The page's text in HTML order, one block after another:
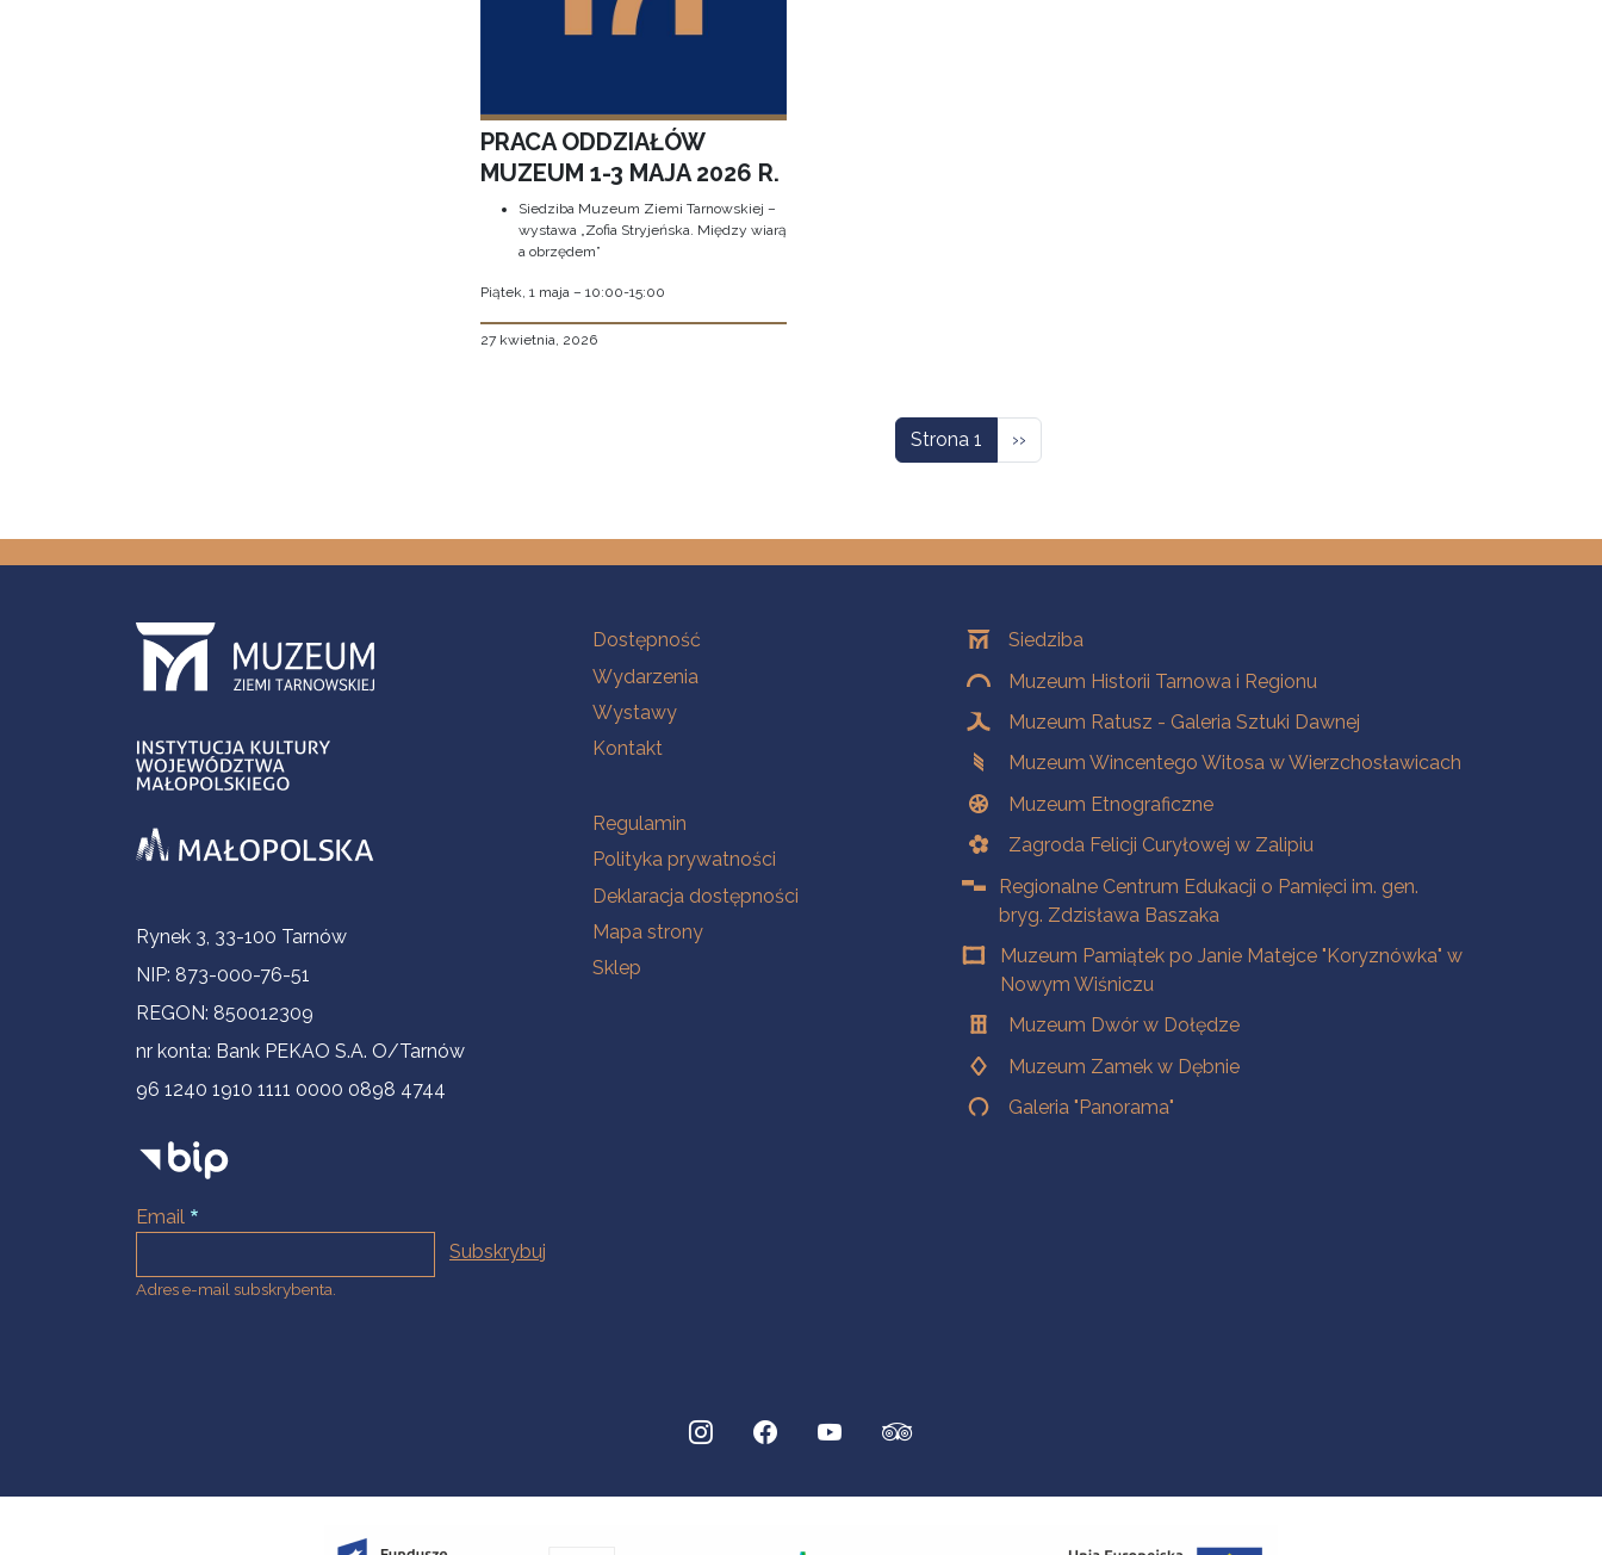
PRACA ODDZIAŁÓW
MUZEUM 1-3 MAJA 2026 R.
Siedziba Muzeum Ziemi Tarnowskiej –
wystawa „Zofia Stryjeńska. Między wiarą
a obrzędem”
Piątek, 1 maja – 10:00-15:00
27 kwietnia, 2026
Strona 1 Następna strona
››
Informacje kontaktowe
Rynek 3, 33-100 Tarnów
NIP: 873-000-76-51
REGON: 850012309
nr konta: Bank PEKAO S.A. O/Tarnów
96 1240 1910 1111 0000 0898 4744
Email
Adres e-mail subskrybenta.
Na skróty
Dostępność
Wydarzenia
Wystawy
Kontakt
Na skróty
Regulamin
Polityka prywatności
Deklaracja dostępności
Mapa strony
Sklep
OddziałySiedziba
Muzeum Historii Tarnowa i Regionu
Muzeum Ratusz - Galeria Sztuki Dawnej
Muzeum Wincentego Witosa w Wierzchosławicach
Muzeum Etnograficzne
Zagroda Felicji Curyłowej w Zalipiu
Regionalne Centrum Edukacji o Pamięci im. gen.
bryg. Zdzisława Baszaka
Muzeum Pamiątek po Janie Matejce "Koryznówka" w
Nowym Wiśniczu
Muzeum Dwór w Dołędze
Muzeum Zamek w Dębnie
Galeria "Panorama"